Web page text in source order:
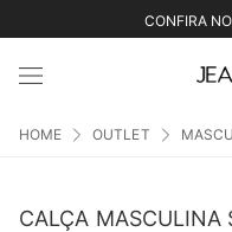
CONFIRA
OUTLET
CALÇA MASCULINA